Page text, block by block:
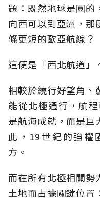
題：既然地球是圓的
向西可以到亞洲，那
條更短的歐亞航線？
這便是「西北航道」
相較於繞行好望角、
能從北極通行，航
是航海成就，而是巨
此，19世紀的強權
方。
而在所有北極相關勢
土地而占據關鍵位置